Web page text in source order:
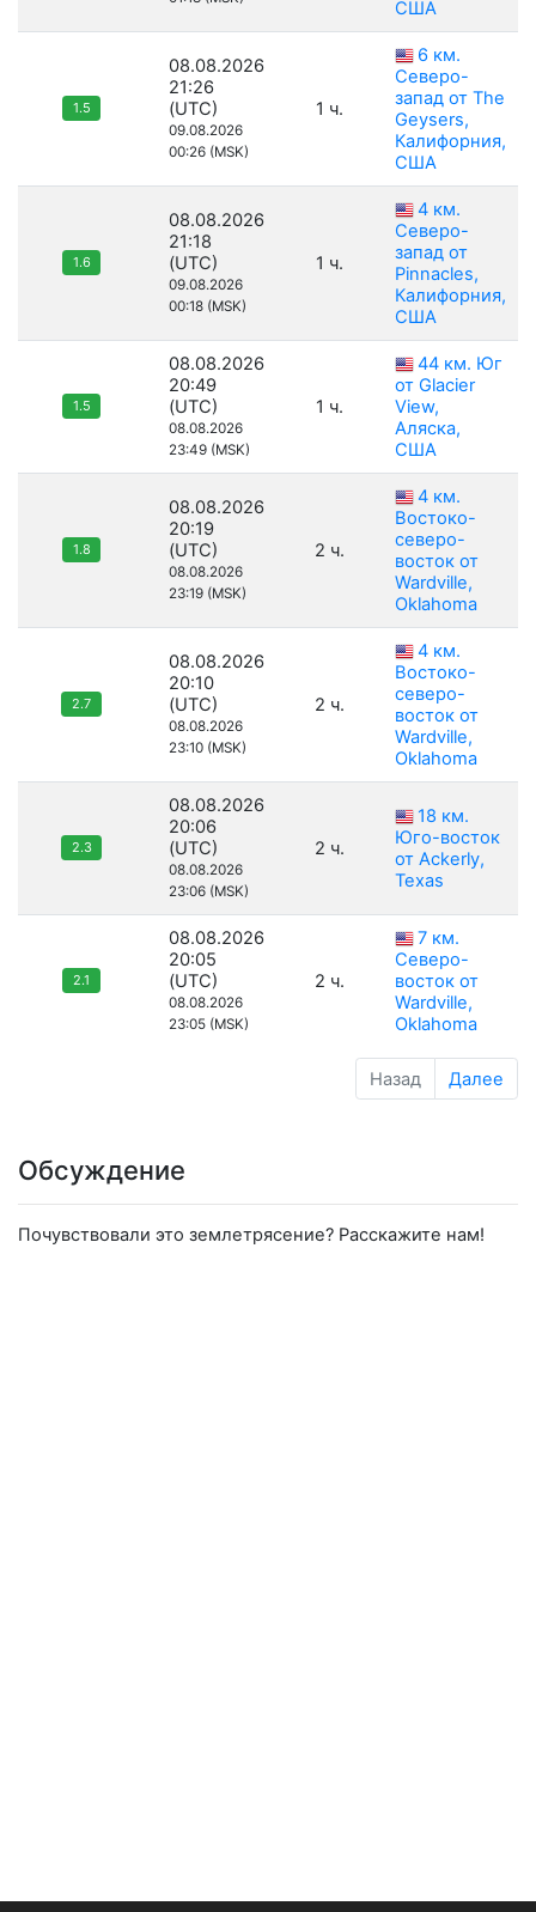
США
1.5
08.08.2026
21:26
(UTC)
09.08.2026
00:26 (MSK)
1 ч.
6 км.
Северо-
запад от The
Geysers,
Калифорния,
США
1.6
08.08.2026
21:18
(UTC)
09.08.2026
00:18 (MSK)
1 ч.
4 км.
Северо-
запад от
Pinnacles,
Калифорния,
США
1.5
08.08.2026
20:49
(UTC)
08.08.2026
23:49 (MSK)
1 ч.
44 км. Юг
от Glacier
View,
Аляска,
США
1.8
08.08.2026
20:19
(UTC)
08.08.2026
23:19 (MSK)
2 ч.
4 км.
Востоко-
северо-
восток от
Wardville,
Oklahoma
2.7
08.08.2026
20:10
(UTC)
08.08.2026
23:10 (MSK)
2 ч.
4 км.
Востоко-
северо-
восток от
Wardville,
Oklahoma
2.3
08.08.2026
20:06
(UTC)
08.08.2026
23:06 (MSK)
2 ч.
18 км.
Юго-восток
от Ackerly,
Texas
2.1
08.08.2026
20:05
(UTC)
08.08.2026
23:05 (MSK)
2 ч.
7 км.
Северо-
восток от
Wardville,
Oklahoma
Назад Далее
Обсуждение
Почувствовали это землетрясение? Расскажите нам!